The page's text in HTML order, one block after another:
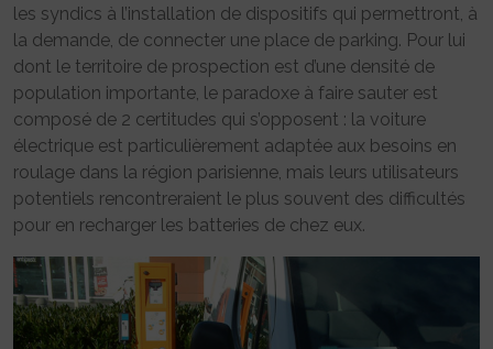
les syndics à l’installation de dispositifs qui permettront, à
la demande, de connecter une place de parking. Pour lui
dont le territoire de prospection est d’une densité de
population importante, le paradoxe à faire sauter est
composé de 2 certitudes qui s’opposent : la voiture
électrique est particulièrement adaptée aux besoins en
roulage dans la région parisienne, mais leurs utilisateurs
potentiels rencontreraient le plus souvent des difficultés
pour en recharger les batteries de chez eux.